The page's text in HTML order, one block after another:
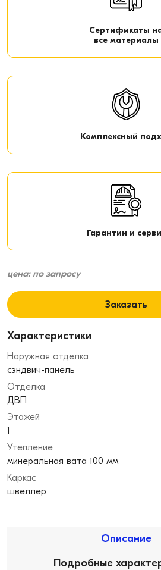
Сертификаты
все материалы
Комплексный
Гарантии и
цена: по запросу
Заказать
Характеристики
Наружная отделка
сэндвич-панель
Отделка
ДВП
Этажей
1
Утепление
минеральная вата 100 мм
Каркас
швеллер
Описание
Подробные